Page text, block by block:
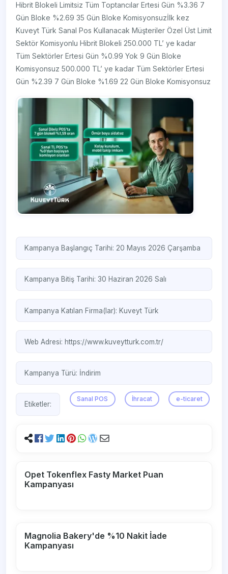
Hibrit Blokeli Limitsiz Tüm Toptancılar Ertesi Gün %3.36 7
Gün Bloke %2.69 35 Gün Bloke Komisyonsuzİlk kez
Kuveyt Türk Sanal Pos Kullanacak Müşteriler Özel Üst Limit
Sektör Komisyonlu Hibrit Blokeli 250.000 TL’ ye kadar
Tüm Sektörler Ertesi Gün %0.99 Yok 9 Gün Bloke
Komisyonsuz 500.000 TL’ ye kadar Tüm Sektörler Ertesi
Gün %2.39 7 Gün Bloke %1.69 22 Gün Bloke Komisyonsuz
Kampanya Başlangıç Tarihi: 20 Mayıs 2026 Çarşamba
Kampanya Bitiş Tarihi: 30 Haziran 2026 Salı
Kampanya Katılan Firma(lar): Kuveyt Türk
Web Adresi: https://www.kuveytturk.com.tr/
Kampanya Türü: İndirim
Etiketler:
Sanal POS İhracat e-ticaret
Opet Tokenflex Fasty Market Puan
Kampanyası
Magnolia Bakery'de %10 Nakit İade
Kampanyası